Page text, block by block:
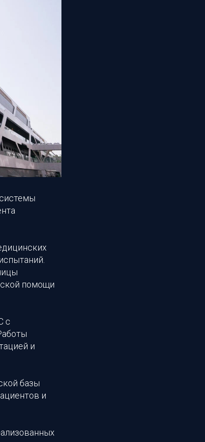
помощи
с
и
базы
и